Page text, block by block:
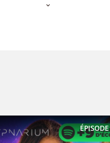
investi
ÉPISODE